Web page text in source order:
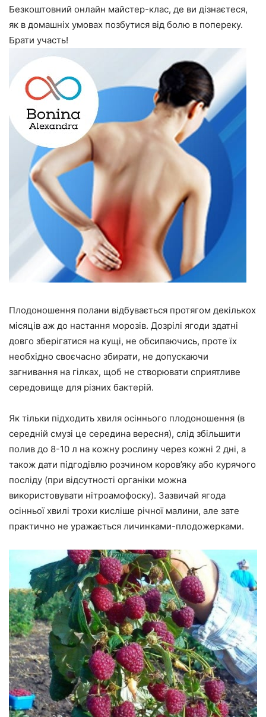
Безкоштовний онлайн майстер-клас, де ви дізнаєтеся,
як в домашніх умовах позбутися від болю в попереку.
Брати участь!
Плодоношення полани відбувається протягом декількох
місяців аж до настання морозів. Дозрілі ягоди здатні
довго зберігатися на кущі, не обсипаючись, проте їх
необхідно своєчасно збирати, не допускаючи
загнивання на гілках, щоб не створювати сприятливе
середовище для різних бактерій.
Як тільки підходить хвиля осіннього плодоношення (в
середній смузі це середина вересня), слід збільшити
полив до 8-10 л на кожну рослину через кожні 2 дні, а
також дати підгодівлю розчином коров’яку або курячого
посліду (при відсутності органіки можна
використовувати нітроамофоску). Зазвичай ягода
осінньої хвилі трохи кисліше річної малини, але зате
практично не уражається личинками-плодожерками.